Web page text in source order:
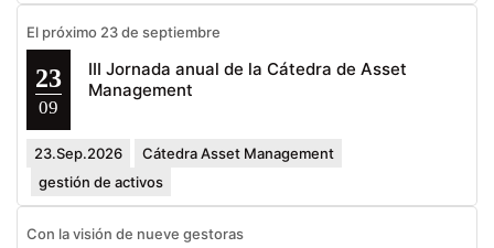
El próximo 23 de septiembre
23
09
III Jornada anual de la Cátedra de Asset
Management
23.Sep.2026
Cátedra Asset Management
gestión de activos
Con la visión de nueve gestoras